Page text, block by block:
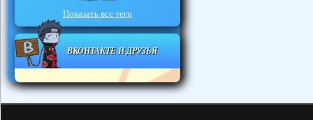
Показать все теги
ВКОНТАКТЕ И ДРУЗЬЯ